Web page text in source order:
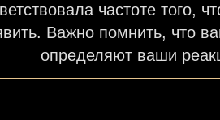
частоте того,
Важно помнить, что
определяют ваши